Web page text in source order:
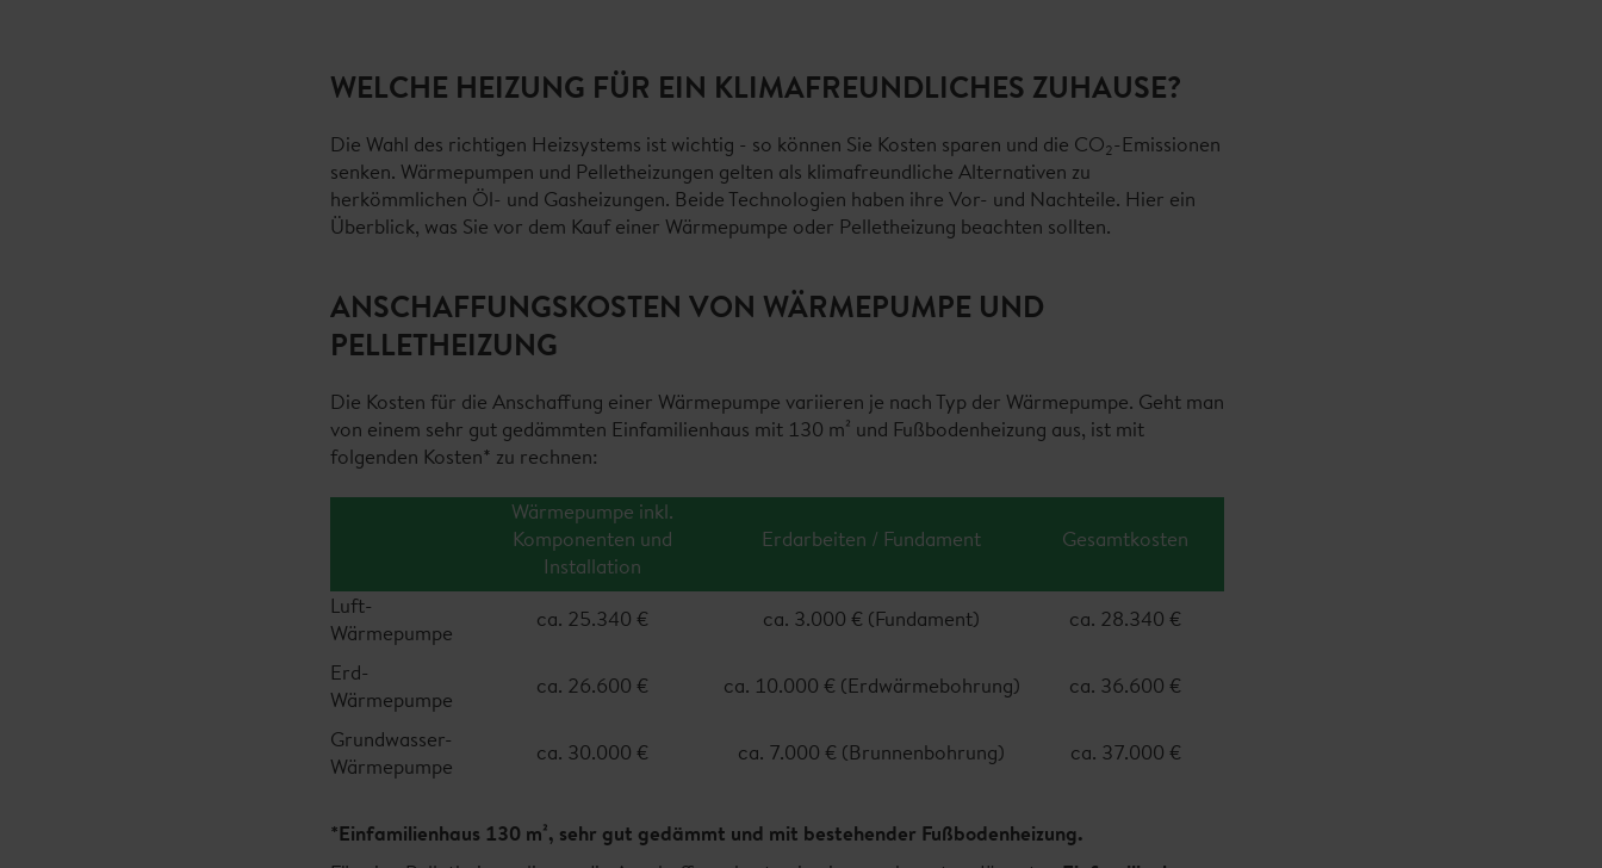
WELCHE HEIZUNG FÜR EIN KLIMAFREUNDLICHES ZUHAUSE?
Die Wahl des richtigen Heizsystems ist wichtig - so können Sie Kosten sparen und die CO2-Emissionen
senken. Wärmepumpen und Pelletheizungen gelten als klimafreundliche Alternativen zu
herkömmlichen Öl- und Gasheizungen. Beide Technologien haben ihre Vor- und Nachteile. Hier ein
Überblick, was Sie vor dem Kauf einer Wärmepumpe oder Pelletheizung beachten sollten.
ANSCHAFFUNGSKOSTEN VON WÄRMEPUMPE UND
PELLETHEIZUNG
Die Kosten für die Anschaffung einer Wärmepumpe variieren je nach Typ der Wärmepumpe. Geht man
von einem sehr gut gedämmten Einfamilienhaus mit 130 m² und Fußbodenheizung aus, ist mit
folgenden Kosten* zu rechnen:
Wärmepumpe inkl.
Komponenten und
Installation
Erdarbeiten / Fundament Gesamtkosten
Luft-
Wärmepumpe
ca. 25.340 € ca. 3.000 € (Fundament)
ca. 28.340 €
Erd-
Wärmepumpe
ca. 26.600 € ca. 10.000 € (Erdwärmebohrung)
ca. 36.600 €
Grundwasser-
Wärmepumpe
ca. 30.000 € ca. 7.000 € (Brunnenbohrung) ca. 37.000 €
*Einfamilienhaus 130 m², sehr gut gedämmt und mit bestehender Fußbodenheizung.